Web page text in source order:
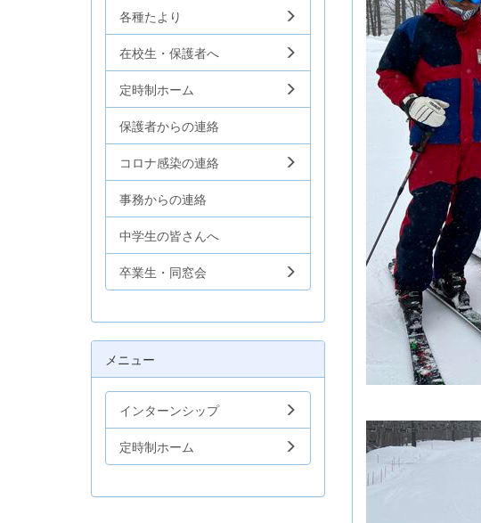
各種たより
在校生・保護者へ
定時制ホーム
保護者からの連絡
コロナ感染の連絡
事務からの連絡
中学生の皆さんへ
卒業生・同窓会
メニュー
インターンシップ
定時制ホーム